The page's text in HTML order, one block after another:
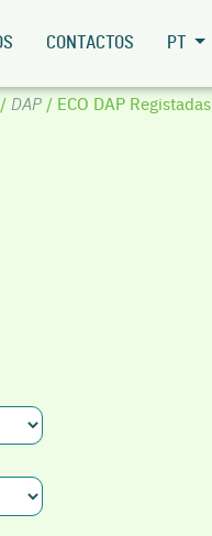
CONTACTOS PT
DAP/ ECO DAP Registadas